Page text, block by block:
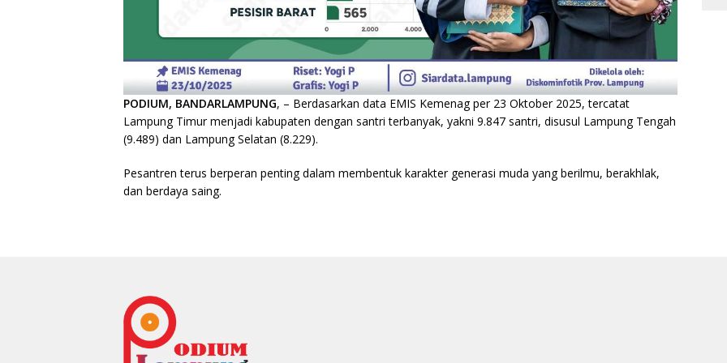
PODIUM, BANDARLAMPUNG, – Berdasarkan data EMIS Kemenag per 23 Oktober 2025, tercatat
Lampung Timur menjadi kabupaten dengan santri terbanyak, yakni 9.847 santri, disusul Lampung Tengah
(9.489) dan Lampung Selatan (8.229).
Pesantren terus berperan penting dalam membentuk karakter generasi muda yang berilmu, berakhlak,
dan berdaya saing.